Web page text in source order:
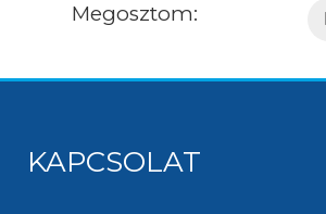
Megosztom:
KAPCSOLAT